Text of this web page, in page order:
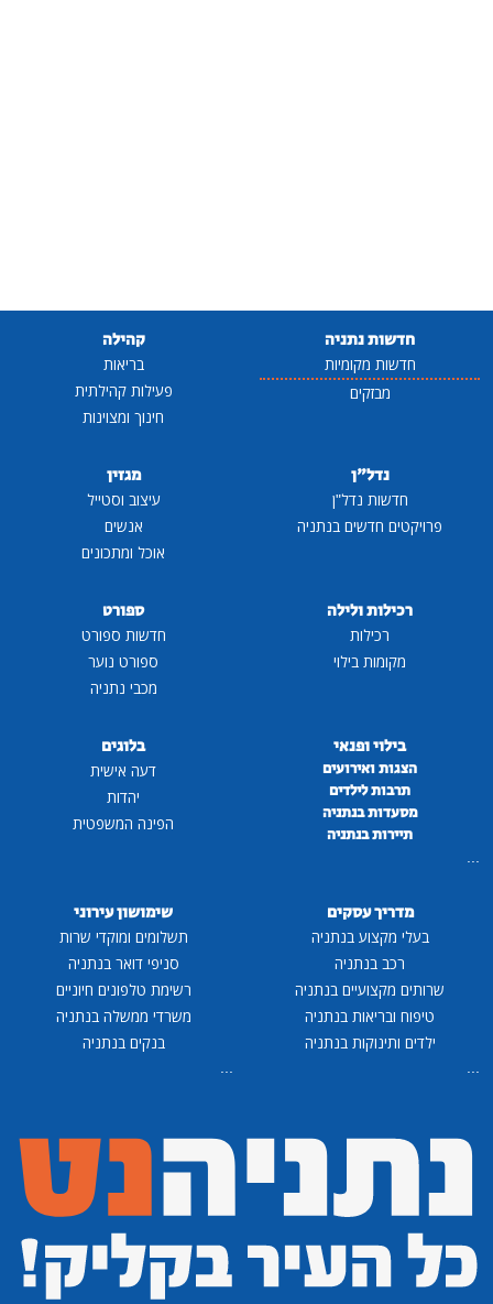
חדשות נתניה
חדשות מקומיות
מבזקים
קהילה
בריאות
פעילות קהילתית
חינוך ומצוינות
נדל"ן
חדשות נדל"ן
פרויקטים חדשים בנתניה
מגזין
עיצוב וסטייל
אנשים
אוכל ומתכונים
רכילות ולילה
רכילות
מקומות בילוי
ספורט
חדשות ספורט
ספורט נוער
מכבי נתניה
בילוי ופנאי
הצגות ואירועים
תרבות לילדים
מסעדות בנתניה
תיירות בנתניה
...
בלוגים
דעה אישית
יהדות
הפינה המשפטית
מדריך עסקים
בעלי מקצוע בנתניה
רכב בנתניה
שרותים מקצועיים בנתניה
טיפוח ובריאות בנתניה
ילדים ותינוקות בנתניה
...
שימושון עירוני
תשלומים ומוקדי שרות
סניפי דואר בנתניה
רשימת טלפונים חיוניים
משרדי ממשלה בנתניה
בנקים בנתניה
...